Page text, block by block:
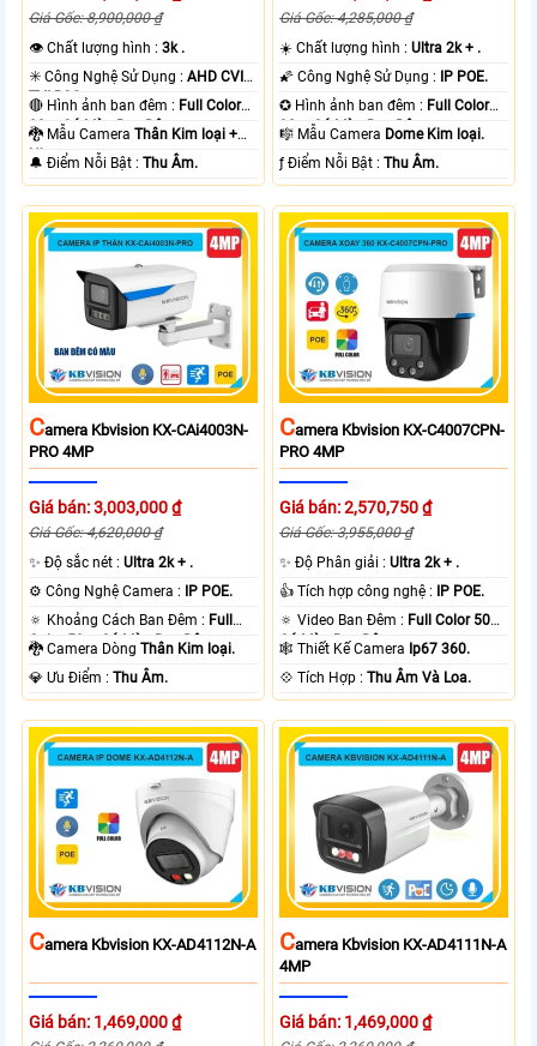
Giá Gốc: 8,900,000 ₫
👁 Chất lượng hình :3k .
✳️ Công Nghệ Sử Dụng :AHD CVI
TVI BCS.
🔴 Hình ảnh ban đêm : Full Color
80m Có Màu Ban Ðêm.
🐉️ Mẫu CameraThân Kim loại +
Nhựa.
️🔔 Điểm Nỗi Bật :Thu Âm.
Giá Gốc: 4,285,000 ₫
☀️ Chất lượng hình :Ultra 2k + .
🌠 Công Nghệ Sử Dụng :
IP POE.
✪ Hình ảnh ban đêm : Full Color
30m Có Màu Ban Ðêm.
🎼️ Mẫu Camera Dome Kim loại.
️ƒ Điểm Nỗi Bật :Thu Âm.
CAmera Kbvision KX-CAi4003N-
PRO 4MP
Giá bán: 3,003,000 ₫
Giá Gốc: 4,620,000 ₫
✨ Độ sắc nét :Ultra 2k + .
⚙ Công Nghệ Camera :
IP POE.
🔅 Khoảng Cách Ban Đêm : Full
Color 50m Có Màu Ban Ðêm.
🐉️ Camera DòngThân Kim loại.
️💎 Ưu Điểm :Thu Âm.
CAmera Kbvision KX-C4007CPN-
PRO 4MP
Giá bán: 2,570,750 ₫
Giá Gốc: 3,955,000 ₫
✨ Độ Phân giải :Ultra 2k + .
👍 Tích hợp công nghệ :
IP POE.
🔅 Video Ban Đêm : Full Color 50m
Có Màu Ban Ðêm.
🕸️ Thiết Kế Camera Ip67 360.
️💠 Tích Hợp :Thu Âm Và Loa.
CAmera Kbvision KX-AD4112N-A
Giá bán: 1,469,000 ₫
CAmera Kbvision KX-AD4111N-A
4MP
Giá bán: 1,469,000 ₫